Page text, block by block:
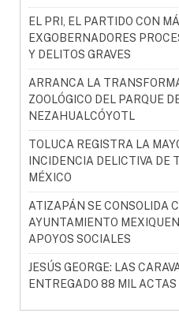
EL PRI, EL PARTIDO CON
EXGOBERNADORES
Y DELITOS GRAVES
ARRANCA LA
ZOOLÓGICO DEL PARQUE
NEZAHUALCÓYOTL
TOLUCA REGISTRA LA
INCIDENCIA DELICTIVA DE
MÉXICO
ATIZAPÁN SE CONSOLIDA
AYUNTAMIENTO
APOYOS SOCIALES
JESÚS GEORGE: LAS
ENTREGADO 88 MIL